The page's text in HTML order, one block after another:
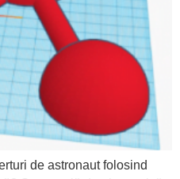
de astronaut folosind